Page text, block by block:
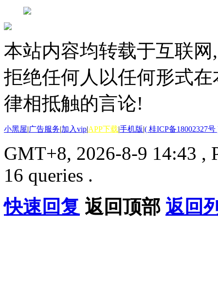
本站内容均转载于互联
拒绝任何人以任何形式
律相抵触的言论!
小黑屋|广告服务|加入vip|APP下载|手机版|( 桂ICP备18002327号
GMT+8, 2026-8-9 14:43 ,
16 queries .
快速回复 返回顶部 返回